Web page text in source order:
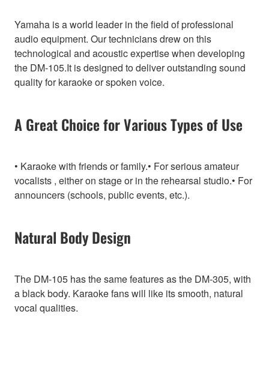
Yamaha is a world leader in the field of professional
audio equipment. Our technicians drew on this
technological and acoustic expertise when developing
the DM-105.It is designed to deliver outstanding sound
quality for karaoke or spoken voice.
A Great Choice for Various Types of Use
• Karaoke with friends or family.• For serious amateur
vocalists , either on stage or in the rehearsal studio.• For
announcers (schools, public events, etc.).
Natural Body Design
The DM-105 has the same features as the DM-305, with
a black body. Karaoke fans will like its smooth, natural
vocal qualities.